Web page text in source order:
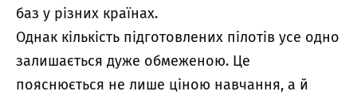
баз у різних країнах.
Однак кількість підготовлених пілотів усе одно
залишається дуже обмеженою. Це
пояснюється не лише ціною навчання, а й